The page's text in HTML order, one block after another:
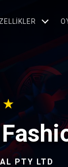
PTY LTD